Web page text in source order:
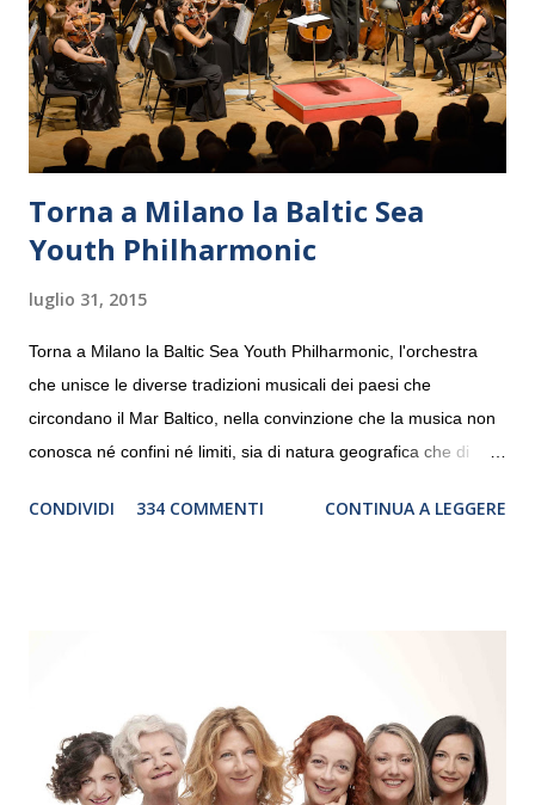
Torna a Milano la Baltic Sea
Youth Philharmonic
luglio 31, 2015
Torna a Milano la Baltic Sea Youth Philharmonic, l'orchestra
che unisce le diverse tradizioni musicali dei paesi che
circondano il Mar Baltico, nella convinzione che la musica non
conosca né confini né limiti, sia di natura geografica che di
debutterà il 10 settembre a Heiden, in Germania, e toccherà, in
“Settembre dell’Accademia” dove si esibirà per il secondo anno
consecutivo. Il pubblico milanese avrà il piacere di applaudire i
giovani artisti della Baltic Sea Youth Philharmonic per la quarta
CONDIVIDI 334 COMMENTI CONTINUA A LEGGERE